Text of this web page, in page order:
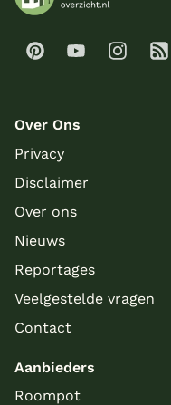
Over Ons
Privacy
Disclaimer
Over ons
Nieuws
Reportages
Veelgestelde vragen
Contact
Aanbieders
Roompot